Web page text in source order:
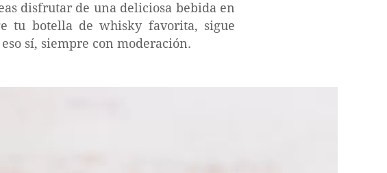
disfrutar de una deliciosa bebida en
tu botella de whisky favorita, sigue
sí, siempre con moderación.